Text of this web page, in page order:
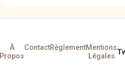
À
Propos
ContactRèglementMentions
Légales